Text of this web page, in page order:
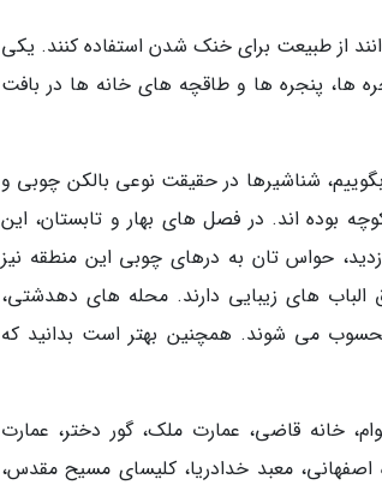
از طبیعت برای خنک شدن استفاده کنند. یکی
ها، پنجره ها و طاقچه های خانه ها در بافت
شناشیرها در حقیقت نوعی بالکن چوبی و
بوده اند. در فصل های بهار و تابستان، این
حواس تان به درهای چوبی این منطقه نیز
های زیبایی دارند. محله های دهدشتی،
می شوند. همچنین بهتر است بدانید که
خانه قاضی، عمارت ملک، گور دختر، عمارت
اصفهانی، معبد خدادریا، کلیسای مسیح مقدس،